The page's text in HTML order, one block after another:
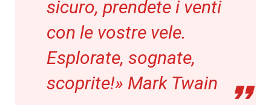
sicuro, prendete i venti
con le vostre vele.
Esplorate, sognate,
scoprite!» Mark Twain